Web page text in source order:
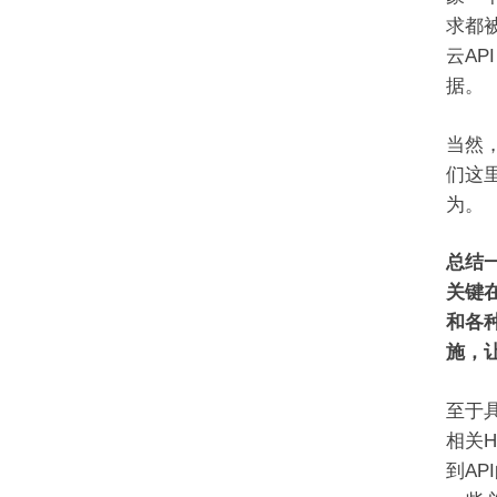
求都
云
据。
当然
们这
为。
总结
关键
和各
施，
至于
相关
到